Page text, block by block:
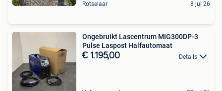
Rotselaar 8 jul 26
Ongebruikt Lascentrum MIG300DP-3
Pulse Laspost Halfautomaat
€ 1.195,00 Details